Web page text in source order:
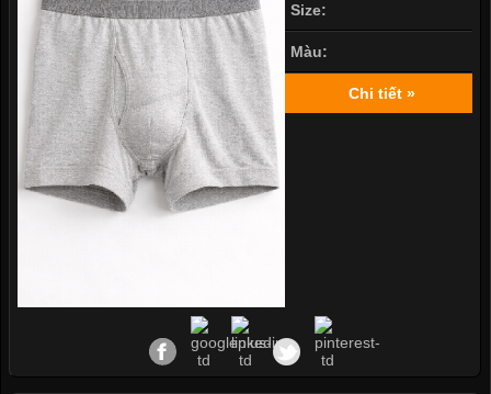
Size:
Màu:
Chi tiết »